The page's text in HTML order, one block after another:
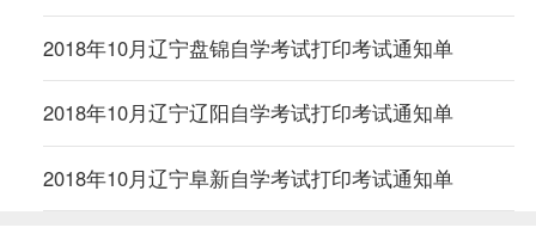
2018年10月辽宁盘锦自学考试打印考试通知单
2018年10月辽宁辽阳自学考试打印考试通知单
2018年10月辽宁阜新自学考试打印考试通知单